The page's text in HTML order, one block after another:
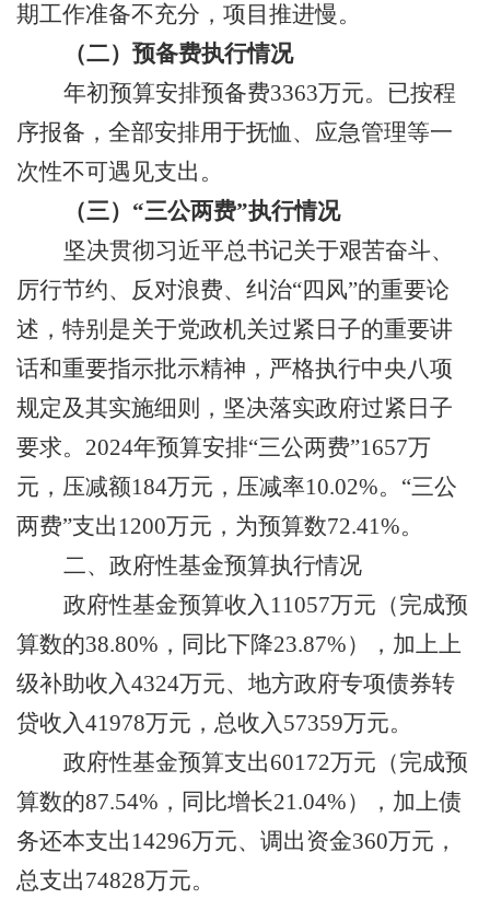
期工作准备不充分，项目推进慢。
（二）预备费执行情况
年初预算安排预备费3363万元。已按程
序报备， 全部安排用于抚恤、应急管理等一
次性不可遇见支出。
（三） “三公两费”执行情况
坚决贯彻习近平总书记关于艰苦奋斗、
厉行节约、反对浪费、纠治“四风”的重要论
述 ， 特别是关于党政机关过紧日子的重要讲
话和重要指示批示精神，严格执行中央八项
规定及其实施细则，坚决落实政府过紧日子
要求。 2024年预算安排“三公两费”1657万
元 ， 压减额184万元，压减率10.02%。 “三公
两费”支出 1200万元， 为预算数72.41%。
二、政府性基金预算执行情况
政府性基金预算收入 11057万元 （完成预
算数的38.80% ， 同比下降23.87%）， 加上上
级补助收入4324万元、 地方政府专项债券转
贷收入41978万元 ， 总收入57359万元。
政府性基金预算支出60172万元 （完成预
算数的87.54% ，同比增长21.04%）， 加上债
务还本支出 14296万元、调出资金360万元 ，
总支出74828万元。